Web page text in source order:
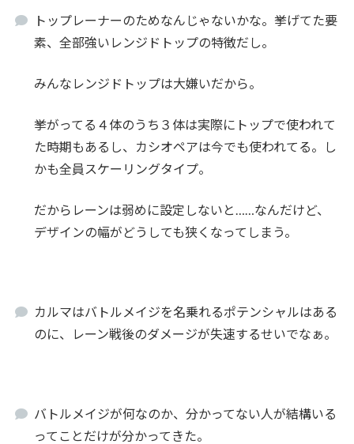
トップレーナーのためなんじゃないかな。挙げてた要
素、全部強いレンジドトップの特徴だし。
みんなレンジドトップは大嫌いだから。
挙がってる４体のうち３体は実際にトップで使われて
た時期もあるし、カシオペアは今でも使われてる。し
かも全員スケーリングタイプ。
だからレーンは弱めに設定しないと……なんだけど、
デザインの幅がどうしても狭くなってしまう。
カルマはバトルメイジを名乗れるポテンシャルはある
のに、レーン戦後のダメージが失速するせいでなぁ。
バトルメイジが何なのか、分かってない人が結構いる
ってことだけが分かってきた。